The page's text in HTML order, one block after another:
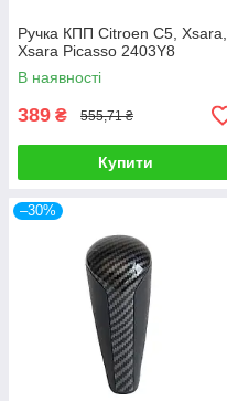
Ручка КПП Citroen C5, Xsara,
Xsara Picasso 2403Y8
В наявності
389 ₴ 555,71 ₴
Купити
–30%